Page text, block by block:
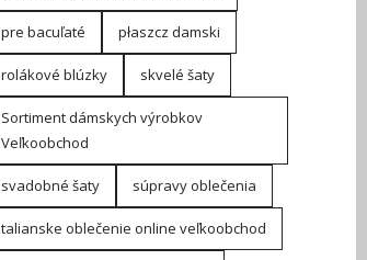
pre bacuľaté płaszcz damski
rolákové blúzky skvelé šaty
Sortiment dámskych výrobkov
Veľkoobchod
svadobné šaty súpravy oblečenia
talianske oblečenie online veľkoobchod